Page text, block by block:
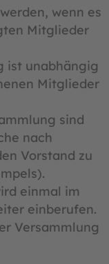
wenn es
Mitglieder
ist unabhängig
Mitglieder
sind
nach
Vorstand zu
einmal im
einberufen.
Versammlung